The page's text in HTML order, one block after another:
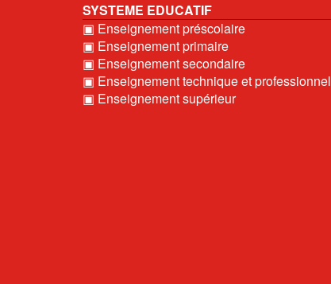
SYSTEME EDUCATIF
▣ Enseignement préscolaire
▣ Enseignement primaire
▣ Enseignement secondaire
▣ Enseignement technique et professionnel
▣ Enseignement supérieur